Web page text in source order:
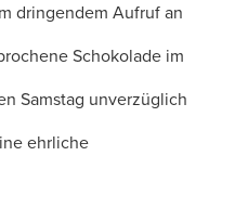
dringendem Aufruf an
Schokolade im
Samstag unverzüglich
ehrliche